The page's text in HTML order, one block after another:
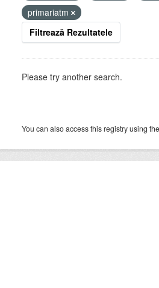
primariatm
Filtrează Rezultatele
Please try another search.
You can also access this registry using the